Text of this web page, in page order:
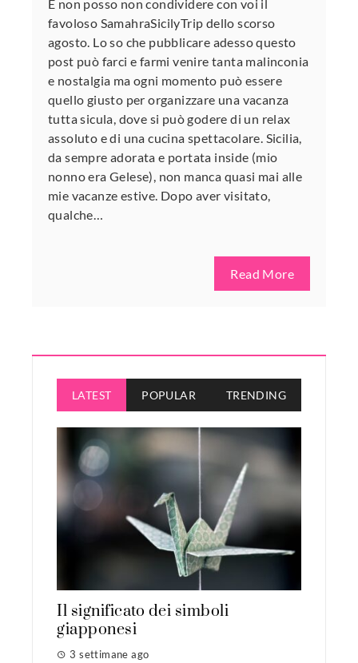
E non posso non condividere con voi il
favoloso SamahraSicilyTrip dello scorso
agosto. Lo so che pubblicare adesso questo
post può farci e farmi venire tanta malinconia
e nostalgia ma ogni momento può essere
quello giusto per organizzare una vacanza
tutta sicula, dove si può godere di un relax
assoluto e di una cucina spettacolare. Sicilia,
da sempre adorata e portata inside (mio
nonno era Gelese), non manca quasi mai alle
mie vacanze estive. Dopo aver visitato,
qualche…
Read More
LATEST POPULAR TRENDING
Il significato dei simboli
giapponesi
3 settimane ago